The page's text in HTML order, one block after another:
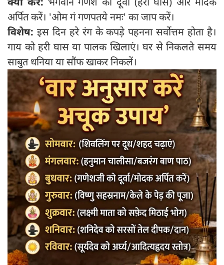
अर्पित करें। 'ओम गं गणपतये नमः' का जाप करें।
विशेष: इस दिन हरे रंग के कपड़े पहनना सर्वोत्तम होता है।
गाय को हरी घास या पालक खिलाएं। घर से निकलते समय
साबुत धनिया या सौंफ खाकर निकलें।